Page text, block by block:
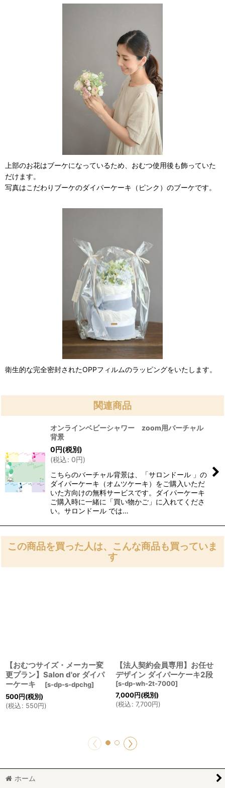
上部のお花はブーケになっているため、おむつ使用後も飾っていた
だけます。
写真はこだわりブーケのダイパーケーキ（ピンク）のブーケです。
衛生的な完全密封されたOPPフィルムのラッピングをいたします。
関連商品
オンラインベビーシャワー zoom用バーチャル
背景
0円(税別)
(税込: 0円)
こちらのバーチャル背景は、「サロンドール 」の
ダイパーケーキ（オムツケーキ）をご購入いただ
いた方向けの無料サービスです。ダイパーケーキ
ご購入時に一緒に「買い物かご」に入れてくださ
い。サロンドール では…
この商品を買った人は、こんな商品も買っていま
す
【おむつサイズ・メーカー変
更プラン】Salon d'or ダイパ
ーケーキ
[s-dp-s-dpchg]
500円(税別)
(税込: 550円)
【法人契約会員専用】お任せ
デザイン ダイパーケーキ2段
[s-dp-wh-2t-7000]
7,000円(税別)
(税込: 7,700円)
ホーム